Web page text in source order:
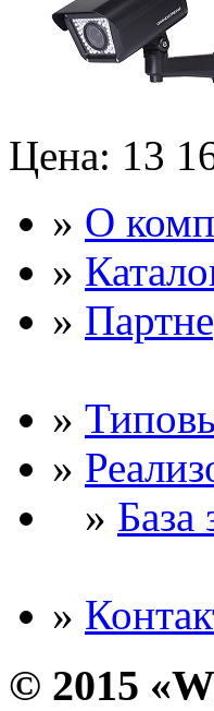
Цена: 13
» О
»
»
»
»
» База
»
© 2015